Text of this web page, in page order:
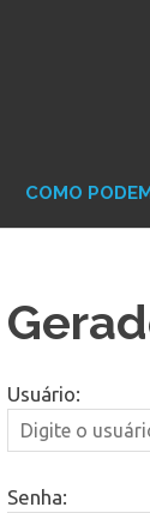
COMO
Usuário:
Senha: